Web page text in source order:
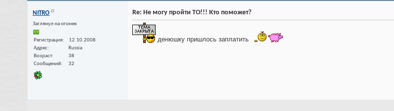
NITRO
Заглянул на огонек
Регистрация
12.10.2008
Адрес
Russia
Возраст
38
Сообщений
32
Re: Не могу пройти ТО!!! Кто поможет?
денюшку пришлось заплатить